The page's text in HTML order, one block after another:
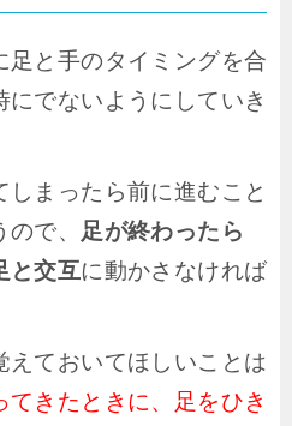
足と手のタイミングを合
でないようにしていき
まったら前に進むこと
で、 足が終わったら
と交互に動かさなければ
ておいてほしいことは
てきたときに、足をひき